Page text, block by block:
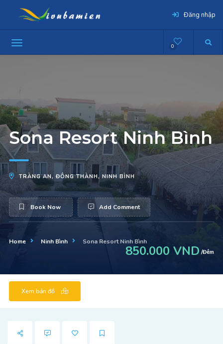
Đăng nhập
0
Sona Resort Ninh Bình
TRÀNG AN, ĐÔNG THÀNH, NINH BÌNH
Book Now Add Comment
Home Ninh Bình Sona Resort Ninh Bình
850.000 VND /Đêm
Xem bản đồ